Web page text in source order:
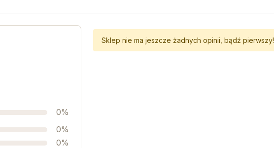
0%
0%
0%
Sklep nie ma jeszcze żadnych opinii, bądź pierwszy!